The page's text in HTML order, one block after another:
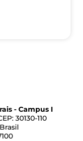
- Campus I
30130-110